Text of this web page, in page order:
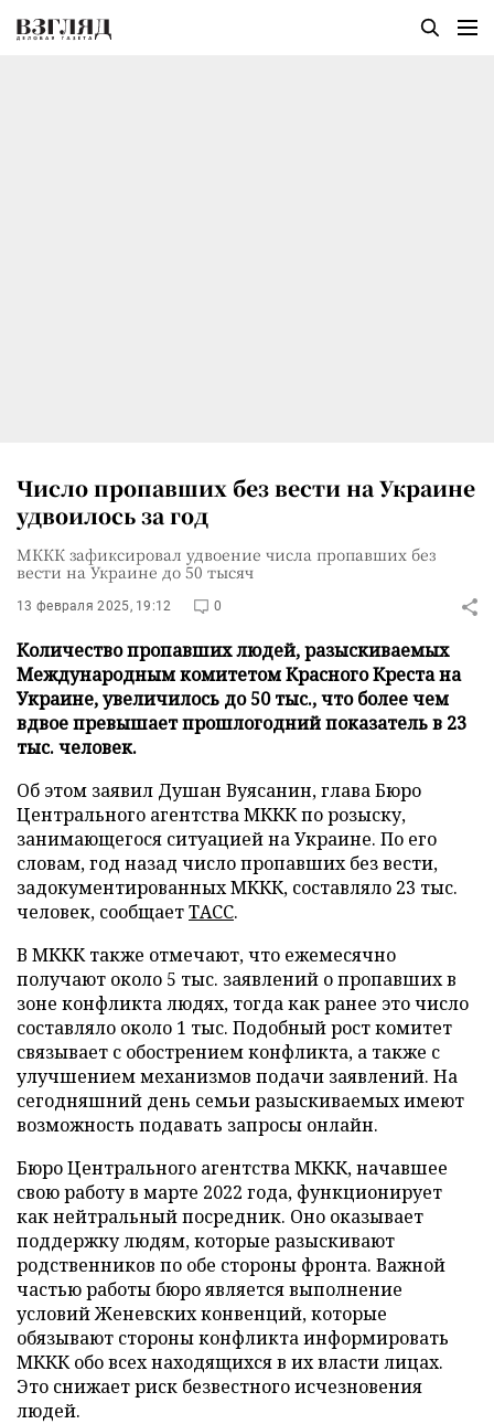
Число пропавших без вести на Украине
удвоилось за год
МККК зафиксировал удвоение числа пропавших без
вести на Украине до 50 тысяч
13 февраля 2025, 19:12 0
Количество пропавших людей, разыскиваемых
Международным комитетом Красного Креста на
Украине, увеличилось до 50 тыс., что более чем
вдвое превышает прошлогодний показатель в 23
тыс. человек.
Об этом заявил Душан Вуясанин, глава Бюро
Центрального агентства МККК по розыску,
занимающегося ситуацией на Украине. По его
словам, год назад число пропавших без вести,
задокументированных МККК, составляло 23 тыс.
человек, сообщаетТАСС.
В МККК также отмечают, что ежемесячно
получают около 5 тыс. заявлений о пропавших в
зоне конфликта людях, тогда как ранее это число
составляло около 1 тыс. Подобный рост комитет
связывает с обострением конфликта, а также с
улучшением механизмов подачи заявлений. На
сегодняшний день семьи разыскиваемых имеют
возможность подавать запросы онлайн.
Бюро Центрального агентства МККК, начавшее
свою работу в марте 2022 года, функционирует
как нейтральный посредник. Оно оказывает
поддержку людям, которые разыскивают
родственников по обе стороны фронта. Важной
частью работы бюро является выполнение
условий Женевских конвенций, которые
обязывают стороны конфликта информировать
МККК обо всех находящихся в их власти лицах.
Это снижает риск безвестного исчезновения
людей.